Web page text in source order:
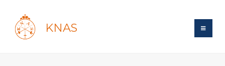
KNAS